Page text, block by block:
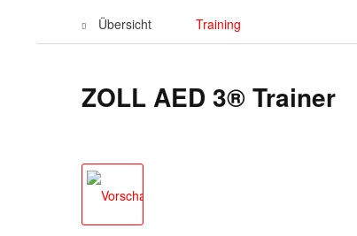
Übersicht Training
ZOLL AED 3® Trainer